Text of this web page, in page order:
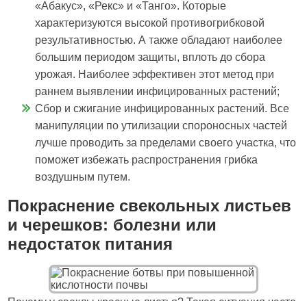
«Абакус», «Рекс» и «Танго». Которые
характеризуются высокой противогрибковой
результативностью. А также обладают наиболее
большим периодом защиты, вплоть до сбора
урожая. Наиболее эффективен этот метод при
раннем выявлении инфицированных растений;
Сбор и сжигание инфицированных растений. Все
манипуляции по утилизации спороносных частей
лучше проводить за пределами своего участка, что
поможет избежать распространения грибка
воздушным путем.
Покраснение свекольных листьев
и черешков: болезни или
недостаток питания